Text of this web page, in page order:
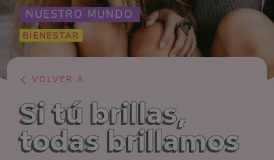
NUESTRO MUNDO
BIENESTAR
VOLVER A
Si tú brillas,
todas brillamos